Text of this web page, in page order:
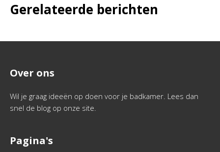
Gerelateerde berichten
Over ons
Wil je graag ideeën op doen voor je badkamer. Lees dan
snel de blog op onze site.
Pagina's